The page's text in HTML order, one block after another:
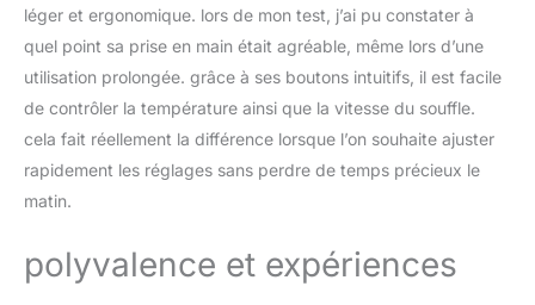
sécher rapidement,
d'enrouler, de lisser et
Soin des Ions Négatifs -
Iones sèche-cheveux
utilise une brosse à air
chaud à la technologie
éclat supplémentaire lors
du séchage des
léger et ergonomique. lors de mon test, j’ai pu constater à
quel point sa prise en main était agréable, même lors d’une
utilisation prolongée. grâce à ses boutons intuitifs, il est facile
de contrôler la température ainsi que la vitesse du souffle.
cela fait réellement la différence lorsque l’on souhaite ajuster
rapidement les réglages sans perdre de temps précieux le
matin.
polyvalence et expériences